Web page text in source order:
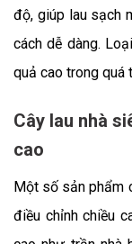
độ, giúp lau sạch
cách dễ dàng.
quả cao trong quá
Cây lau nhà
cao
Một số sản phẩm
điều chỉnh chiều